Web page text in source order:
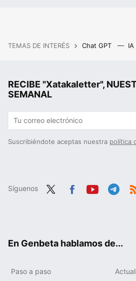
TEMAS DE INTERÉS Chat GPT
RECIBE "Xatakaletter",
SEMANAL
Suscribiéndote aceptas nuestra política
Síguenos
En Genbeta hablamos de...
Paso a paso